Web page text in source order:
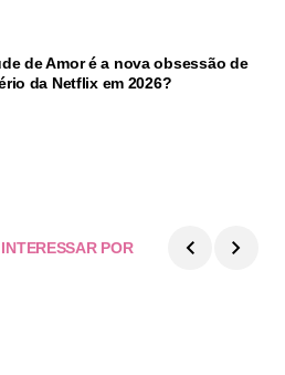
de Amor é a nova obsessão de
da Netflix em 2026?
POR